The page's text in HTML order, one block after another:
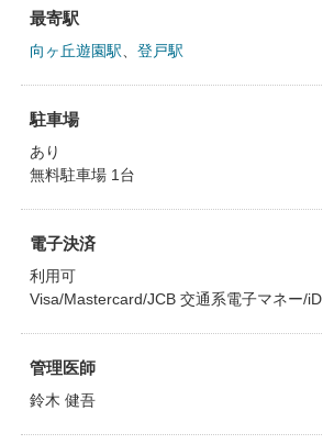
最寄駅
向ヶ丘遊園駅 登戸駅
駐車場
あり
無料駐車場 1台
電子決済
利用可
Visa/Mastercard/JCB 交通系電子マネー/iD
管理医師
鈴木 健吾